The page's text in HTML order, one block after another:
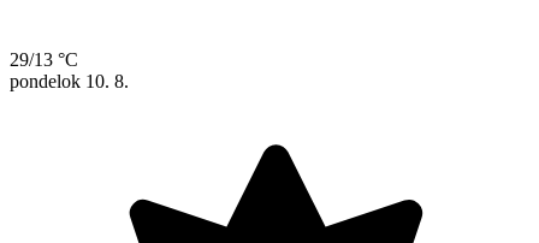
29/13 °C
pondelok 10. 8.